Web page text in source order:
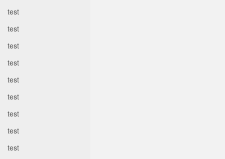
test
test
test
test
test
test
test
test
test